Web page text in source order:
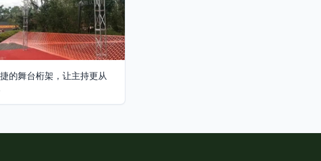
的舞台桁架，让主持更从